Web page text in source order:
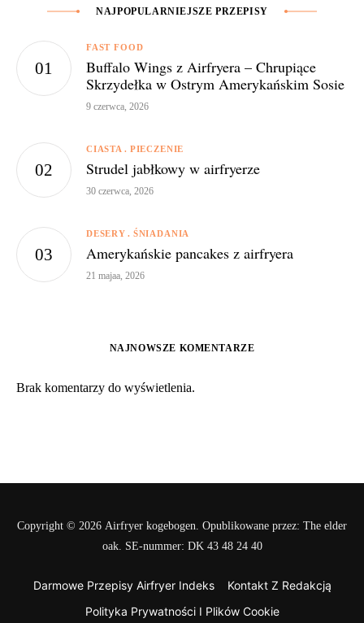
NAJPOPULARNIEJSZE PRZEPISY
FAST FOOD
Buffalo Wings z Airfryera – Chrupiące
Skrzydełka w Ostrym Amerykańskim Sosie
9 czerwca, 2026
CIASTA PIECZENIE
Strudel jabłkowy w airfryerze
30 czerwca, 2026
DESERY ŚNIADANIA
Amerykańskie pancakes z airfryera
21 majaa, 2026
NAJNOWSZE KOMENTARZE
Brak komentarzy do wyświetlenia.
Copyright © 2026 Airfryer kogebogen. Opublikowane przez: The elder
oak. SE-nummer: DK 43 48 24 40
Darmowe Przepisy Airfryer Indeks
Kontakt Z Redakcją
Polityka Prywatności I Plików Cookie